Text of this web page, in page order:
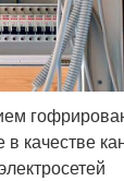
качестве